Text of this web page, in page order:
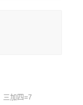
三加四=7